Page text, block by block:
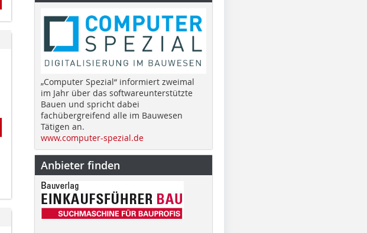
„Computer Spezial“ informiert zweimal
im Jahr über das softwareunterstützte
Bauen und spricht dabei
fachübergreifend alle im Bauwesen
Tätigen an.
www.computer-spezial.de
Anbieter finden